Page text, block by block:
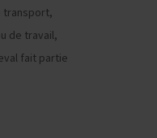
transport,
de travail,
fait partie